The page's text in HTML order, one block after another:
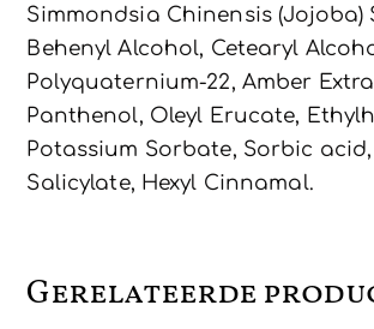
Simmondsia Chinensis (Jojoba)
Behenyl Alcohol, Cetearyl
Polyquaternium-22, Amber
Panthenol, Oleyl Erucate,
Potassium Sorbate, Sorbic acid,
Salicylate, Hexyl Cinnamal.
Gerelateerde